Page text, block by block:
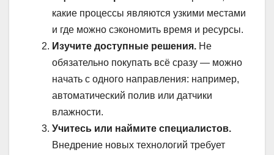
какие процессы являются узкими местами
и где можно сэкономить время и ресурсы.
Изучите доступные решения. Не
обязательно покупать всё сразу — можно
начать с одного направления: например,
автоматический полив или датчики
влажности.
Учитесь или наймите специалистов.
Внедрение новых технологий требует